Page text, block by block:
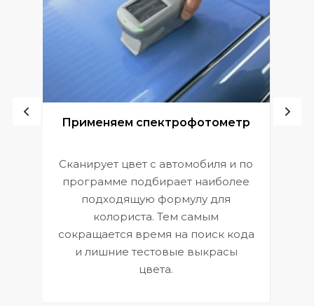
Применяем спектрофотометр
Сканирует цвет с автомобиля и по
программе подбирает наиболее
подходящую формулу для
колориста. Тем самым
сокращается время на поиск кода
и лишние тестовые выкрасы
цвета.